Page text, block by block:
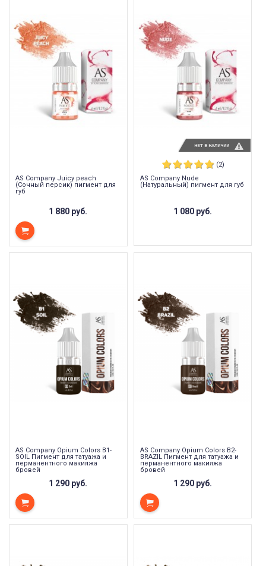
AS Company Juicy peach
(Сочный персик) пигмент для
губ
1 880 руб.
(2)
AS Company Nude
(Натуральный) пигмент для губ
1 080 руб.
НЕТ В НАЛИЧИИ
AS Company Opium Colors B1-
SOIL Пигмент для татуажа и
перманентного макияжа
бровей
1 290 руб.
AS Company Opium Colors B2-
BRAZIL Пигмент для татуажа и
перманентного макияжа
бровей
1 290 руб.